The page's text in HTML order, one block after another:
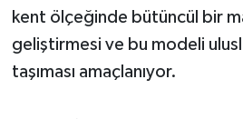
kent ölçeğinde bütüncül bir
geliştirmesi ve bu modeli
taşıması amaçlanıyor.